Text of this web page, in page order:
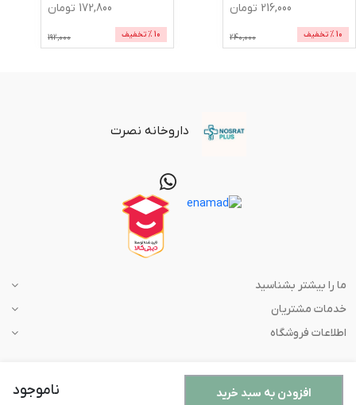
افزودن به سبد خرید ناموجود
216,000 تومان
10 % تخفیف 240,000
172,800 تومان
10 % تخفیف 192,000
داروخانه نصرت
ما را بیشتر بشناسید
خدمات مشتریان
اطلاعات فروشگاه